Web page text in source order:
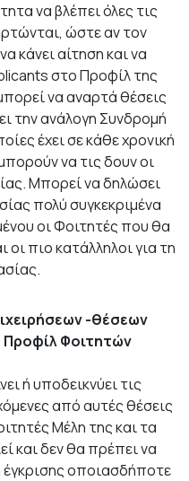
να βλέπει όλες τις
ώστε αν τον
κάνει αίτηση και να
στο Προφίλ της
να αναρτά θέσεις
την ανάλογη Συνδρομή
έχει σε κάθε χρονική
να τις δουν οι
Μπορεί να δηλώσει
πολύ συγκεκριμένα
οι Φοιτητές που θα
πιο κατάλληλοι για τη
-θέσεων
Προφίλ Φοιτητών
ή υποδεικνύει τις
από αυτές θέσεις
Μέλη της και τα
και δεν θα πρέπει να
οποιασδήποτε